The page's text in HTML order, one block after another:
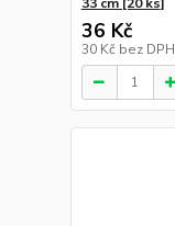
36 Kč
30 Kč bez DPH